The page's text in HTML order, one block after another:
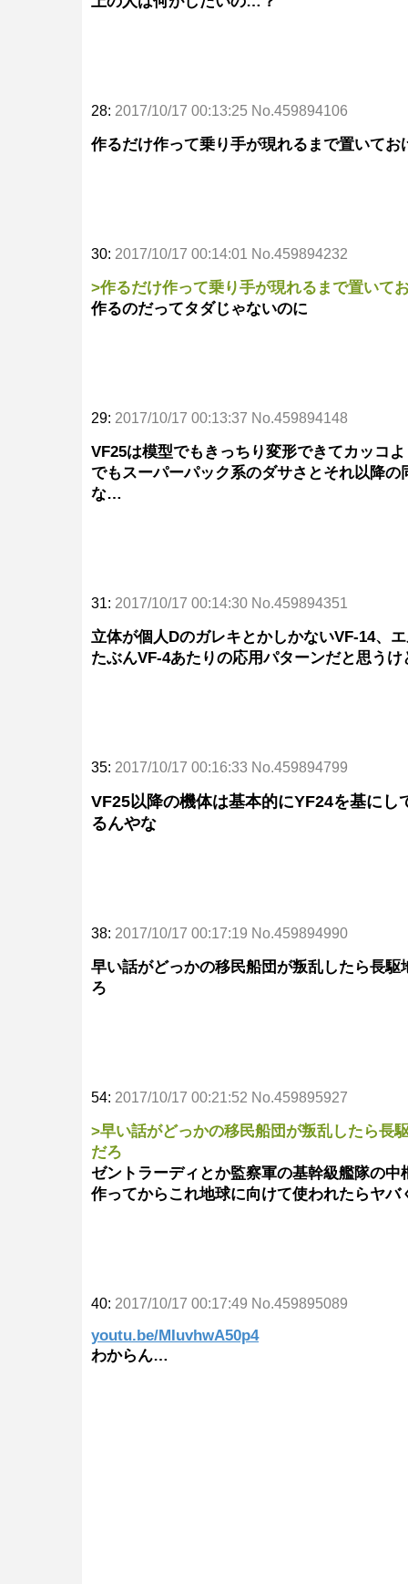
28: 2017/10/17 00:13:25 No.459894106
作るだけ作って乗り手が現れるまで置いてお
30: 2017/10/17 00:14:01 No.459894232
>作るだけ作って乗り手が現れるまで置いて
作るのだってタダじゃないのに
29: 2017/10/17 00:13:37 No.459894148
VF25は模型でもきっちり変形できてカッコ
でもスーパーパック系のダサさとそれ以降
な…
31: 2017/10/17 00:14:30 No.459894351
立体が個人DのガレキとかしかないVF-14、
たぶんVF-4あたりの応用パターンだと思うけ
35: 2017/10/17 00:16:33 No.459894799
VF25以降の機体は基本的にYF24を基に
るんやな
38: 2017/10/17 00:17:19 No.459894990
早い話がどっかの移民船団が叛乱したら長
ろ
54: 2017/10/17 00:21:52 No.459895927
>早い話がどっかの移民船団が叛乱したら長
だろ
ゼントラーディとか監察軍の基幹級艦隊の
作ってからこれ地球に向けて使われたらヤ
40: 2017/10/17 00:17:49 No.459895089
youtu.be/MIuvhwA50p4
わからん…